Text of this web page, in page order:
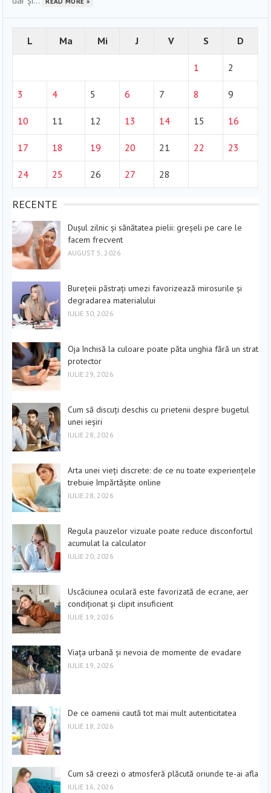
L Ma Mi J V S D
1 2
3 4 5 6 7 8 9
10 11 12 13 14 15 16
17 18 19 20 21 22 23
24 25 26 27 28
RECENTE
Dușul zilnic și sănătatea pielii: greșeli pe care le
facem frecvent
AUGUST 5, 2026
Burețeii păstrați umezi favorizează mirosurile și
degradarea materialului
IULIE 30, 2026
Oja închisă la culoare poate păta unghia fără un strat
protector
IULIE 29, 2026
Cum să discuți deschis cu prietenii despre bugetul
unei ieșiri
IULIE 28, 2026
Arta unei vieți discrete: de ce nu toate experiențele
trebuie împărtășite online
IULIE 28, 2026
Regula pauzelor vizuale poate reduce disconfortul
acumulat la calculator
IULIE 20, 2026
Uscăciunea oculară este favorizată de ecrane, aer
condiționat și clipit insuficient
IULIE 19, 2026
Viața urbană și nevoia de momente de evadare
IULIE 19, 2026
De ce oamenii caută tot mai mult autenticitatea
IULIE 18, 2026
Cum să creezi o atmosferă plăcută oriunde te-ai afla
IULIE 16, 2026